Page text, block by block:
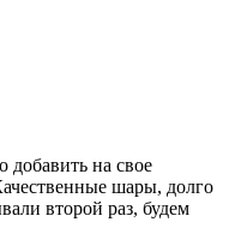
добавить на свое
шары, долго
второй раз, будем